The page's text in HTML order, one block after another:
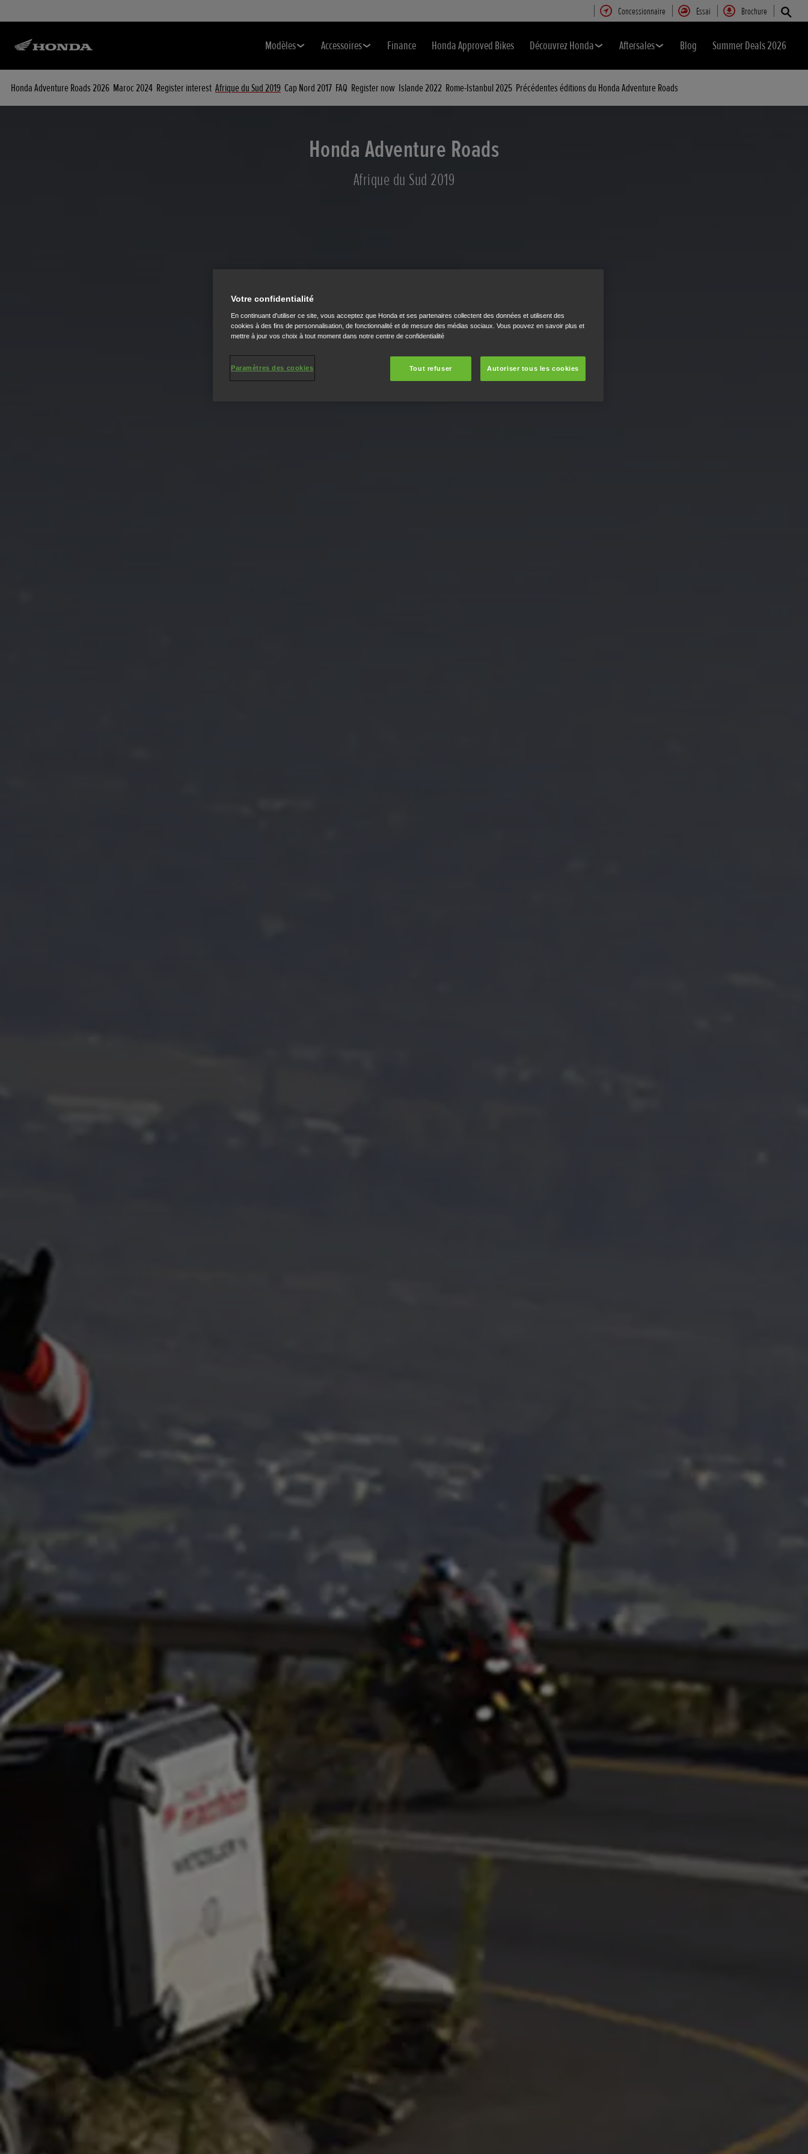
Concessionnaire Essai Brochure
Modèles Accessoires Finance Honda Approved Bikes Découvrez Honda Aftersales Blog Summer Deals 2026
Honda Adventure Roads 2026 Maroc 2024 Register interest Afrique du Sud 2019 Cap Nord 2017 FAQ Register now Islande 2022 Rome-Istanbul 2025 Précédentes éditions du Honda Adventure Roads
Honda Adventure Roads
Afrique du Sud 2019
Votre confidentialité
En continuant d'utiliser ce site, vous acceptez que Honda et ses partenaires collectent des données et utilisent des
cookies à des fins de personnalisation, de fonctionnalité et de mesure des médias sociaux. Vous pouvez en savoir plus et
mettre à jour vos choix à tout moment dans notre centre de confidentialité
Tout refuser Autoriser tous les cookies
Paramètres des cookies